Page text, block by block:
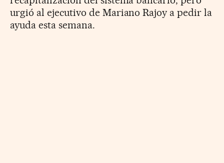
urgió al ejecutivo de Mariano Rajoy a pedir la
ayuda esta semana.